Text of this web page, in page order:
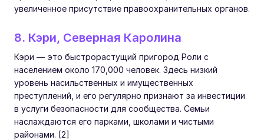
увеличенное присутствие правоохранительных органов.
8. Кэри, Северная Каролина
Кэри — это быстрорастущий пригород Роли с
населением около 170,000 человек. Здесь низкий
уровень насильственных и имущественных
преступлений, и его регулярно признают за инвестиции
в услуги безопасности для сообщества. Семьи
наслаждаются его парками, школами и чистыми
районами. [2]